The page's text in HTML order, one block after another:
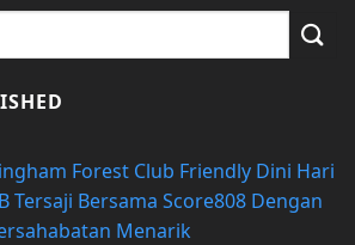
Forest Club Friendly Dini Hari
Tersaji Bersama Score808 Dengan
Menarik